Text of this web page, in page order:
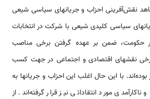
نقش‌آفرینی احزاب و جریانهای سیاسی شیعی
سیاسی کلیدی شیعی با شرکت در انتخابات
حکومت، ضمن بر عهده گرفتن برخی مناصب
نقشهای اقتصادی و اجتماعی در جهت کسب
بوده‌اند. با این حال اغلب این احزاب و جریانها به
مورد انتقاداتی نیز قرار گرفته‌اند. از